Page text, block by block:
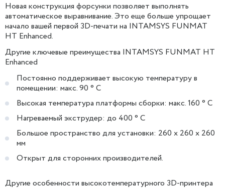
Новая конструкция форсунки позволяет выполнять
автоматическое выравнивание. Это еще больше упрощает
начало вашей первой 3D-печати на INTAMSYS FUNMAT
HT Enhanced.
Другие ключевые преимущества INTAMSYS FUNMAT HT
Enhanced
Постоянно поддерживает высокую температуру в
помещении: макс. 90 ° C
Высокая температура платформы сборки: макс. 160 ° С
Нагреваемый экструдер: до 400 ° C
Большое пространство для установки: 260 x 260 x 260
мм
Открыт для сторонних производителей.
Другие особенности высокотемпературного 3D-принтера